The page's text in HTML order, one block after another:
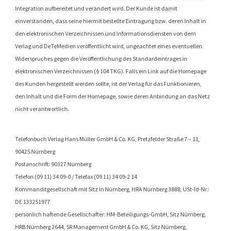
Integration aufbereitet und verändert wird. Der Kunde ist damit
einverstanden, dass seine hiermit bestellte Eintragung bzw. deren Inhalt in
den elektronischen Verzeichnissen und Informationsdiensten von dem
Verlag und DeTeMedien veröffentlicht wird, ungeachtet eines eventuellen
Widerspruches gegen die Veröffentlichung des Standardeintrages in
elektronischen Verzeichnissen (§ 104 TKG). Falls ein Link auf die Homepage
des Kunden hergestellt werden sollte, ist der Verlag für das Funktionieren,
den Inhalt und die Form der Homepage, sowie deren Anbindung an das Netz
nicht verantwortlich.
Telefonbuch Verlag Hans Müller GmbH & Co. KG, Pretzfelder Straße 7 – 11,
90425 Nürnberg
Postanschrift: 90327 Nürnberg
Telefon (09 11) 34 09-0 / Telefax (09 11) 34 09-2 14
Kommanditgesellschaft mit Sitz in Nürnberg, HRA Nürnberg 3888, USt-Id-Nr.:
DE 133251977
persönlich haftende Gesellschafter: HM-Beteiligungs-GmbH, Sitz Nürnberg,
HRB Nürnberg 2644, SR Management GmbH & Co. KG, Sitz Nürnberg,